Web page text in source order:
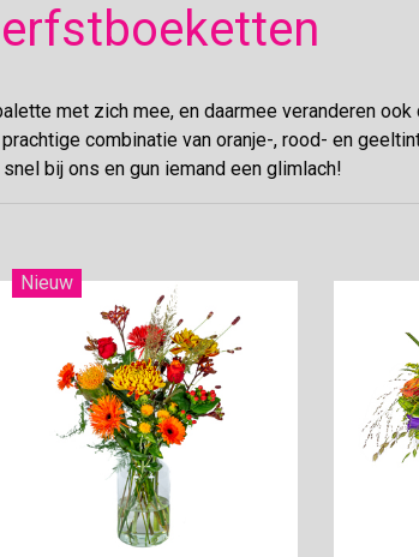
met zich mee, en daarmee veranderen
combinatie van oranje-, rood- en
bij ons en gun iemand een glimlach!
Nieuw